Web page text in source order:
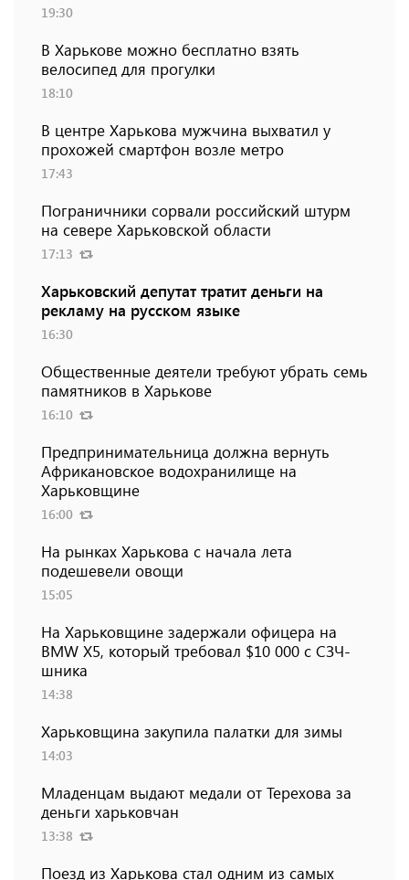
19:30
В Харькове можно бесплатно взять
велосипед для прогулки
18:10
В центре Харькова мужчина выхватил у
прохожей смартфон возле метро
17:43
Пограничники сорвали российский штурм
на севере Харьковской области
17:13
Харьковский депутат тратит деньги на
рекламу на русском языке
16:30
Общественные деятели требуют убрать семь
памятников в Харькове
16:10
Предпринимательница должна вернуть
Африкановское водохранилище на
Харьковщине
16:00
На рынках Харькова с начала лета
подешевели овощи
15:05
На Харьковщине задержали офицера на
BMW Х5, который требовал $10 000 с СЗЧ-
шника
14:38
Харьковщина закупила палатки для зимы
14:03
Младенцам выдают медали от Терехова за
деньги харьковчан
13:38
Поезд из Харькова стал одним из самых